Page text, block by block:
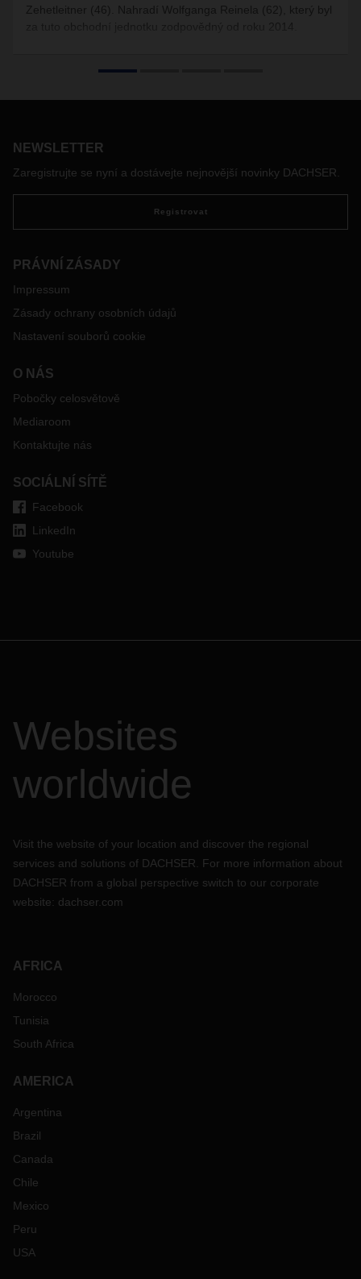
Zehetleitner (46). Nahradí Wolfganga Reinela (62), který byl
NEWSLETTER
Zaregistrujte se nyní a dostávejte nejnovější novinky DACHSER.
Registrovat
PRÁVNÍ ZÁSADY
Impressum
Zásady ochrany osobních údajů
Nastavení souborů cookie
O NÁS
Pobočky celosvětově
Mediaroom
Kontaktujte nás
SOCIÁLNÍ SÍTĚ
Facebook
LinkedIn
Youtube
Websites
worldwide
Visit the website of your location and discover the regional
services and solutions of DACHSER. For more information about
DACHSER from a global perspective switch to our corporate
website: dachser.com
AFRICA
Morocco
Tunisia
South Africa
AMERICA
Argentina
Brazil
Canada
Chile
Mexico
Peru
USA